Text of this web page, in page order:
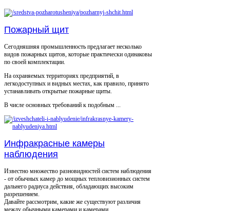
Пожарный щит
Сегодняшняя промышленность предлагает несколько
видов пожарных щитов, которые практически одинаковы
по своей комплектации.
На охраняемых территориях предприятий, в
легкодоступных и видных местах, как правило, принято
устанавливать открытые пожарные щиты.
В числе основных требований к подобным ...
Инфракрасные камеры
наблюдения
Известно множество разновидностей систем наблюдения
- от обычных камер до мощных тепловизионных систем
дальнего радиуса действия, обладающих высоким
разрешением.
Давайте рассмотрим, какие же существуют различия
между обычными камерами и камерами